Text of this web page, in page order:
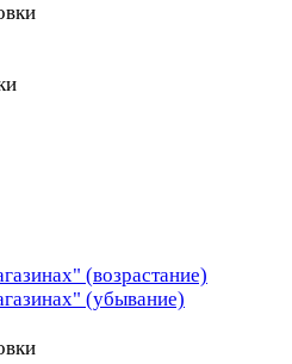
(возрастание)
(убывание)